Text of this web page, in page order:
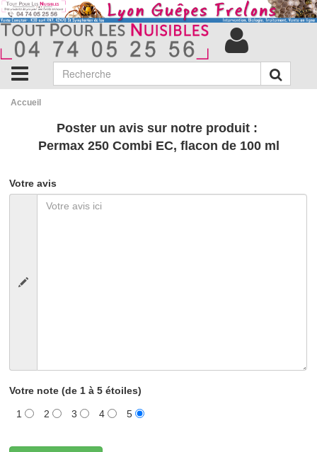
Accueil
Poster un avis sur notre produit :
Permax 250 Combi EC, flacon de 100 ml
Votre avis
Votre note (de 1 à 5 étoiles)
1 2 3 4 5